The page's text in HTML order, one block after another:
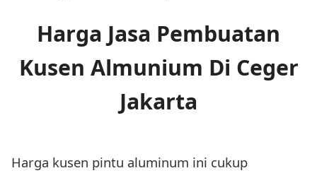
Harga Jasa Pembuatan
Kusen Almunium Di Ceger
Jakarta
Harga kusen pintu aluminum ini cukup